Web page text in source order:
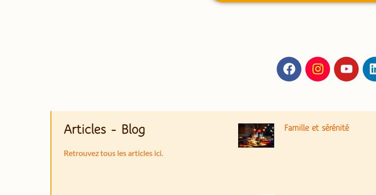
Articles - Blog
Retrouvez tous les articles ici.
Famille et sérénité